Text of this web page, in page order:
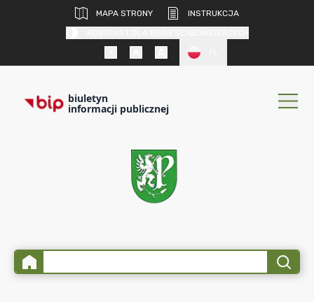
MAPA STRONY
INSTRUKCJA
biuletyn
informacji publicznej